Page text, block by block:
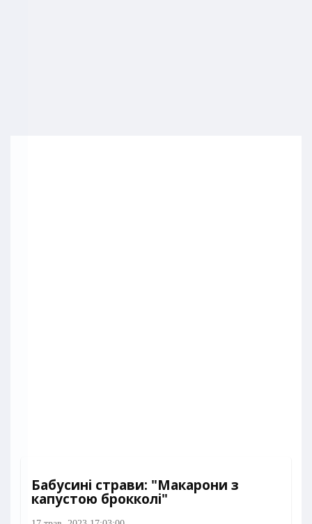
Бабусині страви: "Макарони з
капустою брокколі"